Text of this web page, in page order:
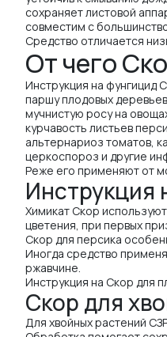
сохраняет листовой
совместим с
Средство отличается
От чего
Инструкция на фунгицид
паршу плодовых
мучнистую росу на
курчавость листьев
альтернариоз томатов,
церкоспороз и другие
Реже его применяют от
Инструкция
Химикат Скор
цветения, при первых
Скор для персика
Иногда средство
ржавчине.
Инструкция на Скор для
Скор для
Для хвойных растений